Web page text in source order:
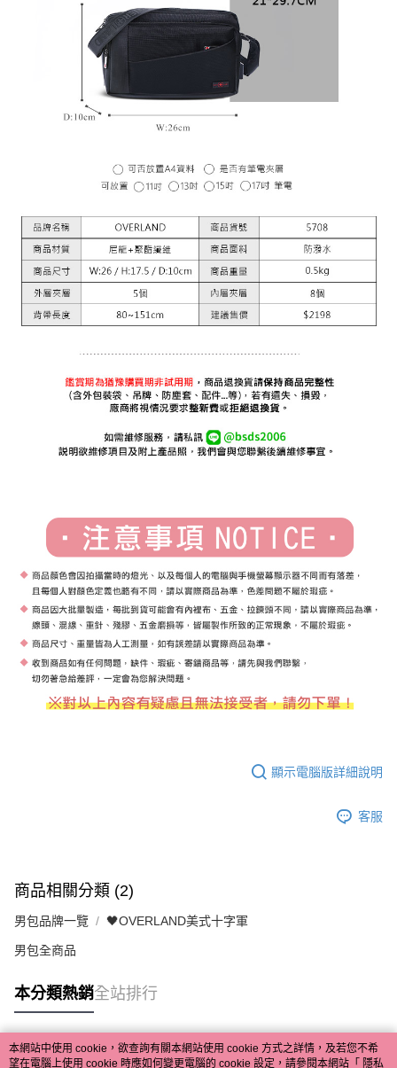
顯示電腦版詳細說明
客服
商品相關分類 (2)
男包品牌一覽 🖤OVERLAND美式十字軍
男包全商品
本分類熱銷全站排行
熱門標籤
本網站中使用 cookie，欲查詢有關本網站使用 cookie 方式之詳情，及若您不希
望在電腦上使用 cookie 時應如何變更電腦的 cookie 設定，請參閱本網站「 隱私